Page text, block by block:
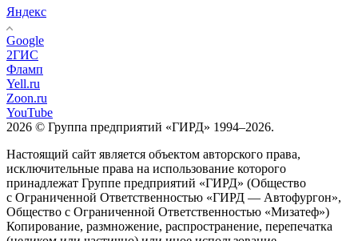
Яндекс
Google
2ГИС
Фламп
Yell.ru
Zoon.ru
YouTube
2026 © Группа предприятий «ГИРД» 1994–2026.
Настоящий сайт является объектом авторского права,
исключительные права на использование которого
принадлежат Группе предприятий «ГИРД» (Общество
с Ограниченной Ответственностью «ГИРД — Автофургон»,
Общество с Ограниченной Ответственностью «Мизатеф»)
Копирование, размножение, распространение, перепечатка